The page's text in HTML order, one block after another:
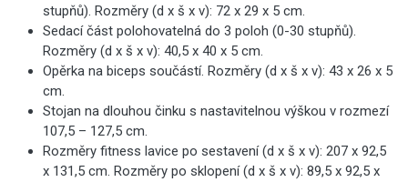
stupňů). Rozměry (d x š x v): 72 x 29 x 5 cm.
Sedací část polohovatelná do 3 poloh (0-30 stupňů).
Rozměry (d x š x v): 40,5 x 40 x 5 cm.
Opěrka na biceps součástí. Rozměry (d x š x v): 43 x 26 x 5
cm.
Stojan na dlouhou činku s nastavitelnou výškou v rozmezí
107,5 – 127,5 cm.
Rozměry fitness lavice po sestavení (d x š x v): 207 x 92,5
x 131,5 cm. Rozměry po sklopení (d x š x v): 89,5 x 92,5 x